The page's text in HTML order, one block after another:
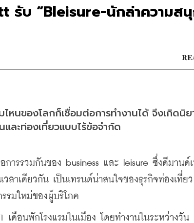
รับ “Bleisure-นักล่าความส
หนของโลกก็เชื่อมต่อการทำงานได้ จึงเกิดนิ
และท่องเที่ยวแบบไร้ข้อจำกัด
ารรวมกันของ business และ leisure ซึ่งดีมานด์
ลาเดียวกัน เป็นเทรนด์น่าสนใจของธุรกิจท่องเที่ย
รมใหม่ของผู้บริโภค
อนพักโรงแรมในเมือง โดยทำงานในระหว่างวัน